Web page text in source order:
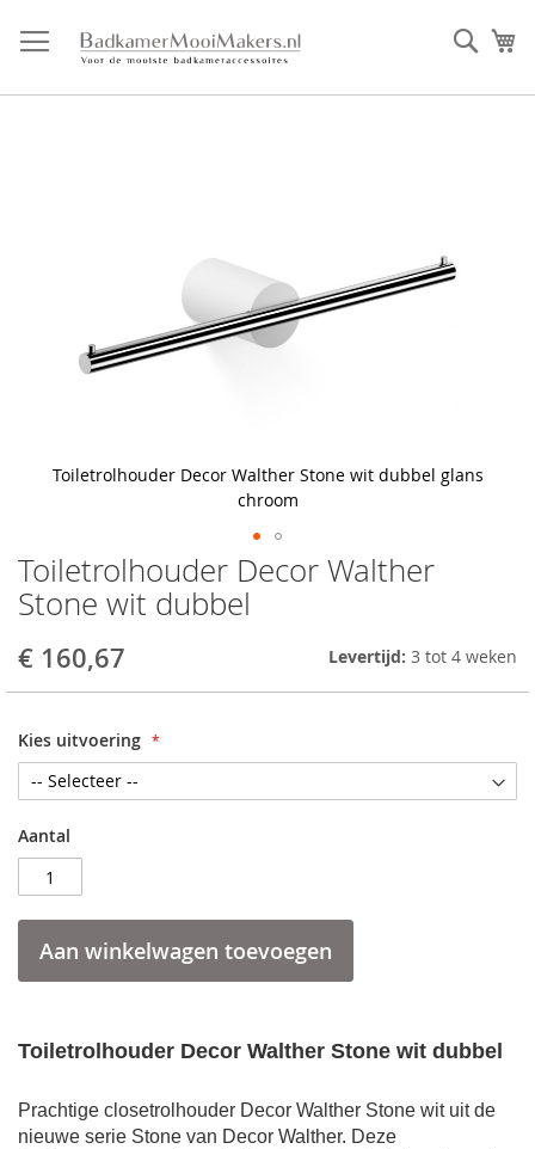
direct
door
Toiletrolhouder Decor Walther
Stone wit dubbel
€ 160,67 Levertijd: 3 tot 4 weken
Kies uitvoering
Aantal
Aan winkelwagen toevoegen
Toiletrolhouder Decor Walther Stone wit dubbel
Prachtige closetrolhouder Decor Walther Stone wituit de
nieuwe serie Stone van Decor Walther. Deze
Toiletrolhouder Decor Walther Stone wit dubbel glans
chroom
Skip
to
the
of
gallery